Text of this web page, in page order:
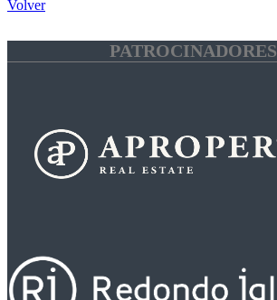
Volver
PATROCINADORES